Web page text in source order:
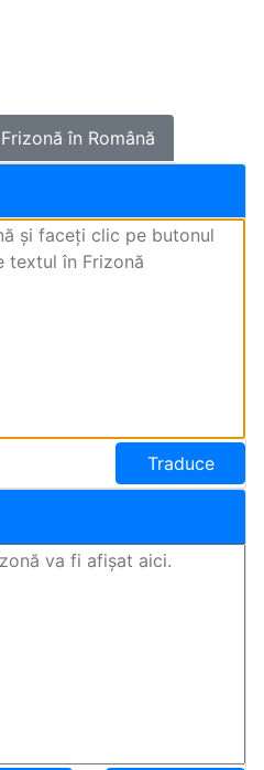
Frizonă în Română
Traduce